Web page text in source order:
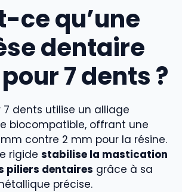
ce qu’une
dentaire
7 dents ?
7 dents utilise un alliage
biocompatible, offrant une
contre 2 mm pour la résine.
rigide stabilise la mastication
piliers dentaires grâce à sa
précise.